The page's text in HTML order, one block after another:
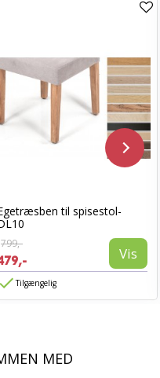
til spisestol-
799,-
Vis
Tilgængelig
MED